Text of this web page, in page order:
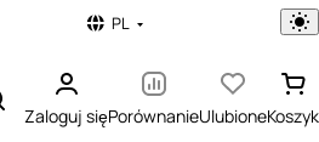
PL
Zaloguj sięPorównanieUlubioneKoszyk